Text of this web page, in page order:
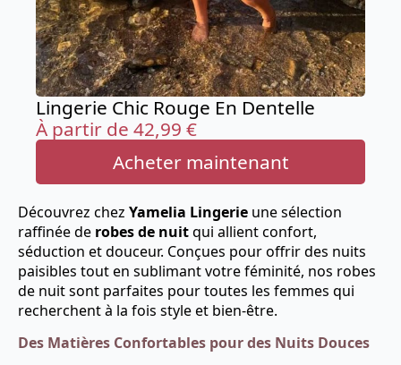
Lingerie Chic Rouge En Dentelle
À partir de 42,99 €
Acheter maintenant
Découvrez chez Yamelia Lingerie une sélection
raffinée de robes de nuitqui allient confort,
séduction et douceur. Conçues pour offrir des nuits
paisibles tout en sublimant votre féminité, nos robes
de nuit sont parfaites pour toutes les femmes qui
recherchent à la fois style et bien-être.
Des Matières Confortables pour des Nuits Douces